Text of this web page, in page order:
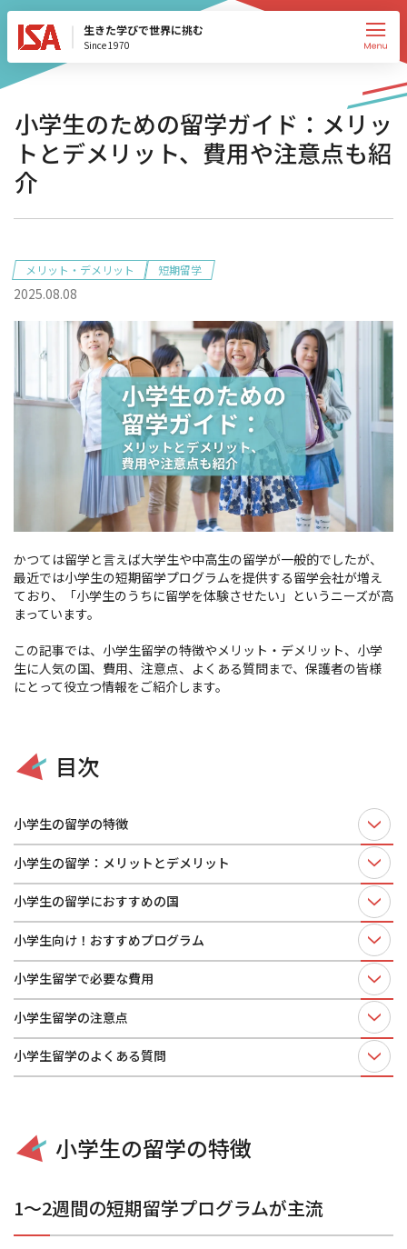
生きた学びで世界に挑む
Since 1970
小学生のための留学ガイド：メリッ
トとデメリット、費用や注意点も紹
介
メリット・デメリット 短期留学
2025.08.08
かつては留学と言えば大学生や中高生の留学が一般的でしたが、
最近では小学生の短期留学プログラムを提供する留学会社が増え
ており、「小学生のうちに留学を体験させたい」というニーズが高
まっています。
この記事では、小学生留学の特徴やメリット・デメリット、小学
生に人気の国、費用、注意点、よくある質問まで、保護者の皆様
にとって役立つ情報をご紹介します。
目次
小学生の留学の特徴
小学生の留学：メリットとデメリット
小学生の留学におすすめの国
小学生向け！おすすめプログラム
小学生留学で必要な費用
小学生留学の注意点
小学生留学のよくある質問
小学生の留学の特徴
1～2週間の短期留学プログラムが主流